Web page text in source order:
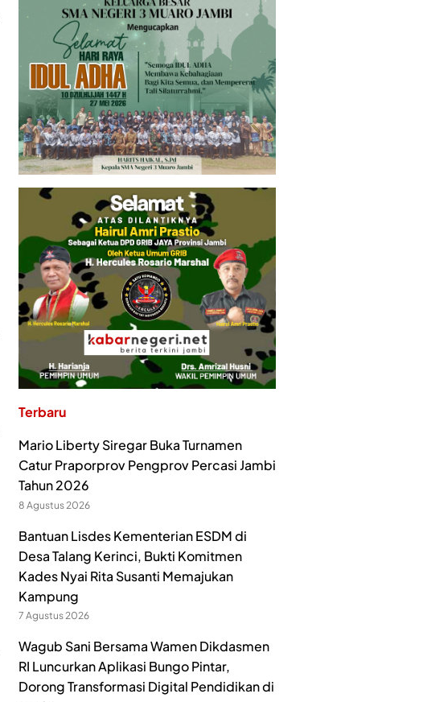
Terbaru
Mario Liberty Siregar Buka Turnamen
Catur Praporprov Pengprov Percasi Jambi
Tahun 2026
8 Agustus 2026
Bantuan Lisdes Kementerian ESDM di
Desa Talang Kerinci, Bukti Komitmen
Kades Nyai Rita Susanti Memajukan
Kampung
7 Agustus 2026
Wagub Sani Bersama Wamen Dikdasmen
RI Luncurkan Aplikasi Bungo Pintar,
Dorong Transformasi Digital Pendidikan di